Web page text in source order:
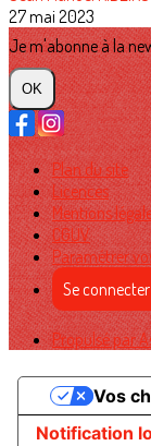
27 mai 2023
Je m'abonne à la
OK
Plan du site
Licences
Mentions
CGUV
Paramétrer
Se connecter
Propulsé par
Notification
Vos